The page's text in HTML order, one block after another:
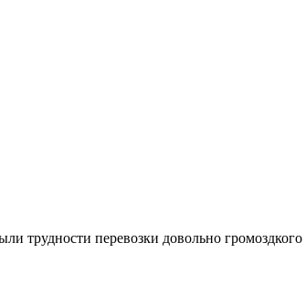
трудности перевозки довольно